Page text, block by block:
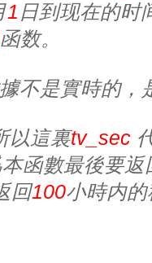
1 日到现在的时
函数。
不是實時的，
以這裏tv_sec
函數最後要
回100小時内的